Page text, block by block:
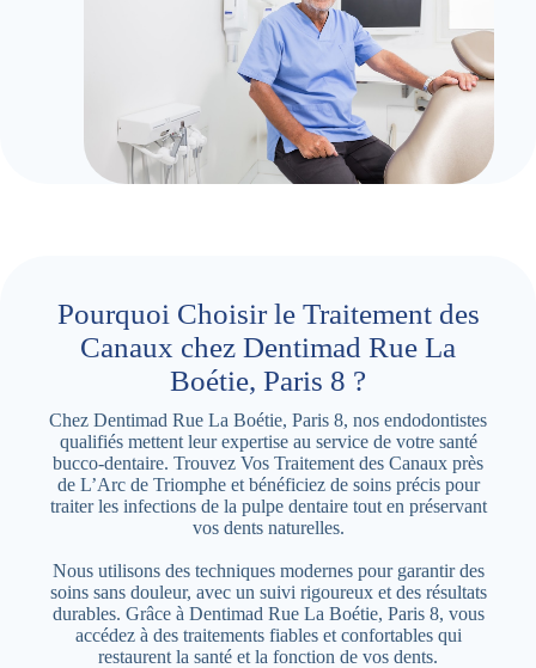
Pourquoi Choisir le Traitement des
Canaux chez Dentimad Rue La
Boétie, Paris 8 ?
Chez Dentimad Rue La Boétie, Paris 8, nos endodontistes
qualifiés mettent leur expertise au service de votre santé
bucco-dentaire. Trouvez Vos Traitement des Canaux près
de L’Arc de Triomphe et bénéficiez de soins précis pour
traiter les infections de la pulpe dentaire tout en préservant
vos dents naturelles.
Nous utilisons des techniques modernes pour garantir des
soins sans douleur, avec un suivi rigoureux et des résultats
durables. Grâce à Dentimad Rue La Boétie, Paris 8, vous
accédez à des traitements fiables et confortables qui
restaurent la santé et la fonction de vos dents.